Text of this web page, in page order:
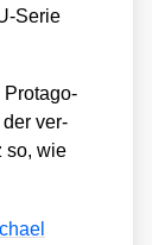
Serie
Prot­ago­
der ver­
so, wie